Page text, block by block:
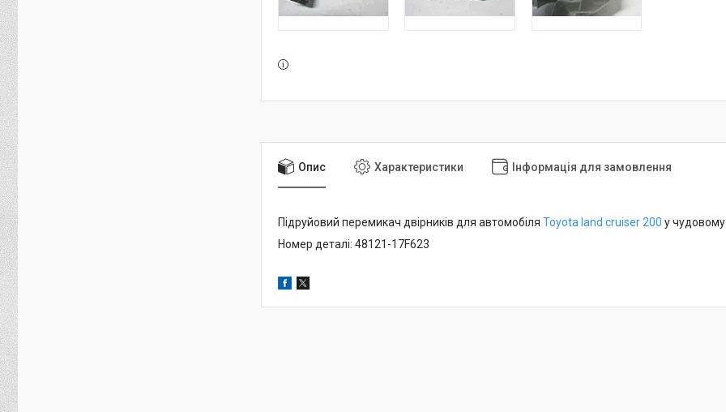
Опис Характеристики Інформація для замовлення
Підруйовий перемикач двірників для автомобіля Toyota land cruiser 200 у чудовому
Номер деталі: 48121-17F623